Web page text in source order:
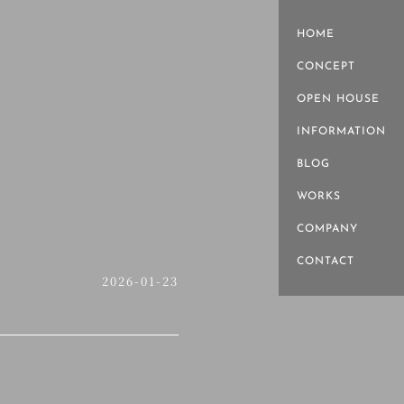
HOME
CONCEPT
OPEN HOUSE
INFORMATION
BLOG
WORKS
COMPANY
CONTACT
2026-01-23